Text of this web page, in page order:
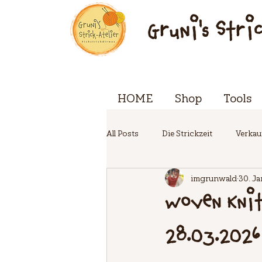
Gruni's
HOME Shop Tools
All Posts Die Strickzeit
EVENTwoche
Woven
28.03.2026
imgrunwald 30.